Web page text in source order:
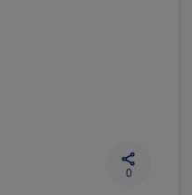
0